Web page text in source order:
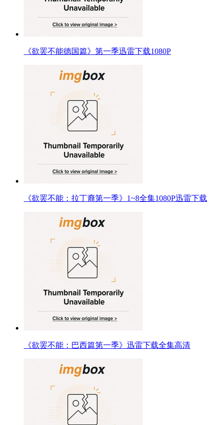
《欲罢不能德国篇》第一季迅雷下载1080P
《欲罢不能：拉丁裔第一季》1~8全集1080P迅雷下载
《欲罢不能：巴西篇第一季》迅雷下载全集高清